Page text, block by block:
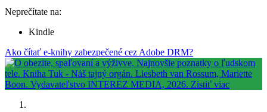
Neprečítate na:
Kindle
Ako čítať e-knihy zabezpečené cez Adobe DRM?